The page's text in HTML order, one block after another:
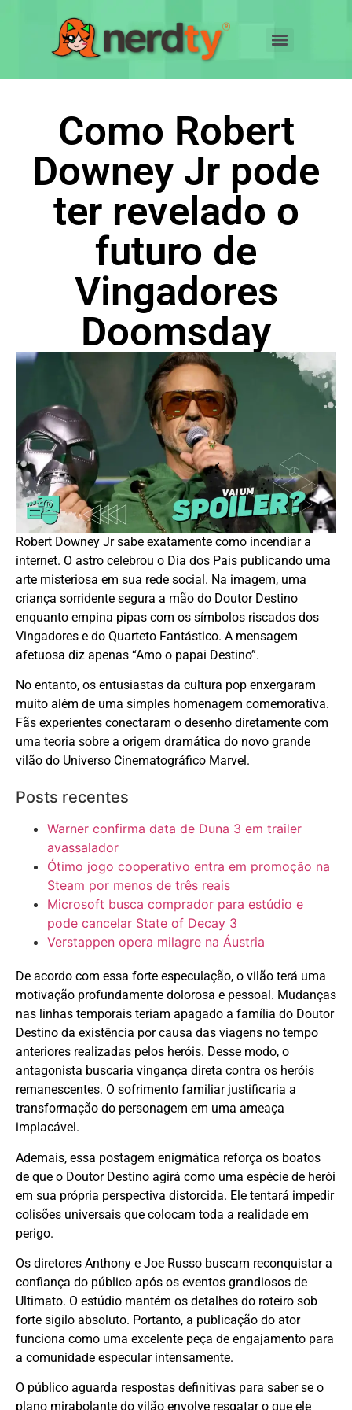
Como Robert
Downey Jr pode
ter revelado o
futuro de
Vingadores
Doomsday
Robert Downey Jr sabe exatamente como incendiar a
internet. O astro celebrou o Dia dos Pais publicando uma
arte misteriosa em sua rede social. Na imagem, uma
criança sorridente segura a mão do Doutor Destino
enquanto empina pipas com os símbolos riscados dos
Vingadores e do Quarteto Fantástico. A mensagem
afetuosa diz apenas “Amo o papai Destino”.
No entanto, os entusiastas da cultura pop enxergaram
muito além de uma simples homenagem comemorativa.
Fãs experientes conectaram o desenho diretamente com
uma teoria sobre a origem dramática do novo grande
vilão do Universo Cinematográfico Marvel.
Posts recentes
Warner confirma data de Duna 3 em trailer
avassalador
Ótimo jogo cooperativo entra em promoção na
Steam por menos de três reais
Microsoft busca comprador para estúdio e
pode cancelar State of Decay 3
Verstappen opera milagre na Áustria
De acordo com essa forte especulação, o vilão terá uma
motivação profundamente dolorosa e pessoal. Mudanças
nas linhas temporais teriam apagado a família do Doutor
Destino da existência por causa das viagens no tempo
anteriores realizadas pelos heróis. Desse modo, o
antagonista buscaria vingança direta contra os heróis
remanescentes. O sofrimento familiar justificaria a
transformação do personagem em uma ameaça
implacável.
Ademais, essa postagem enigmática reforça os boatos
de que o Doutor Destino agirá como uma espécie de herói
em sua própria perspectiva distorcida. Ele tentará impedir
colisões universais que colocam toda a realidade em
perigo.
Os diretores Anthony e Joe Russo buscam reconquistar a
confiança do público após os eventos grandiosos de
Ultimato. O estúdio mantém os detalhes do roteiro sob
forte sigilo absoluto. Portanto, a publicação do ator
funciona como uma excelente peça de engajamento para
a comunidade especular intensamente.
O público aguarda respostas definitivas para saber se o
plano mirabolante do vilão envolve resgatar o que ele